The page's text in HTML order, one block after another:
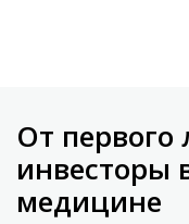
От
инвесторы
медицине